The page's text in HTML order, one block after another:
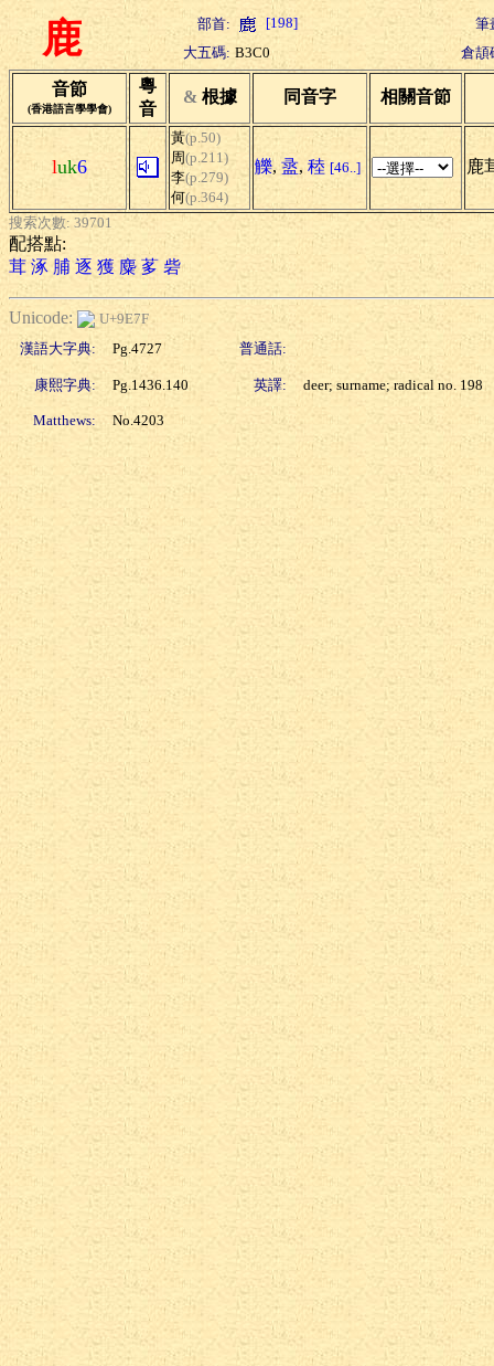
鹿 部首: [198]
筆
大五碼: B3C0 倉頡
音節
(香港語言學學會)
粵
音
& 根據 同音字 相關音節
luk6
黃(p.50)
周(p.211)
李(p.279)
何(p.364)
觻, 盝, 稑 [46..] 鹿
搜索次數: 39701
配搭點:
茸 涿 脯 逐 獲 麋 茤 砦
Unicode:
U+9E7F
漢語大字典:
Pg.4727 普通話:
康熙字典: Pg.1436.140 英譯: deer; surname; radical no. 198
Matthews: No.4203